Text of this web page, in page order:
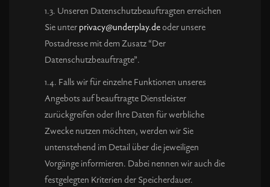
1.3. Unseren Datenschutzbeauftragten erreichen
Sie unterprivacy@underplay.deoder unsere
Postadresse mit dem Zusatz “Der
Datenschutzbeauftragte”.
1.4. Falls wir für einzelne Funktionen unseres
Angebots auf beauftragte Dienstleister
zurückgreifen oder Ihre Daten für werbliche
Zwecke nutzen möchten, werden wir Sie
untenstehend im Detail über die jeweiligen
Vorgänge informieren. Dabei nennen wir auch die
festgelegten Kriterien der Speicherdauer.